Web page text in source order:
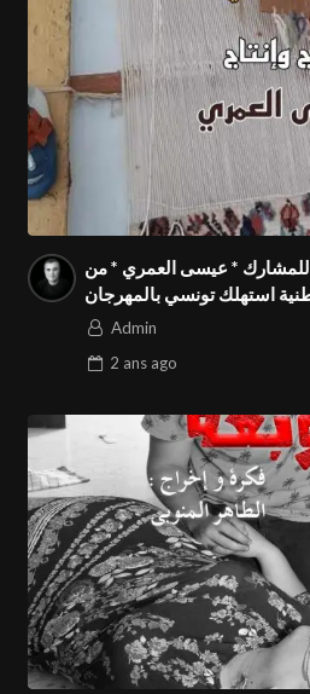
فيديو بعنوان «السداية » للمشارك * عيسى العمري * من
تونس في المسابقة الوطنية استهلك تونسي بالمهرجان
Admin
2 ans ago